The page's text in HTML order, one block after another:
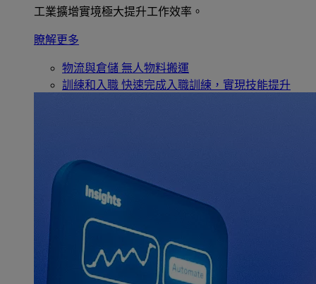
工業擴增實境極大提升工作效率。
瞭解更多
物流與倉儲 無人物料搬運
訓練和入職 快速完成入職訓練，實現技能提升